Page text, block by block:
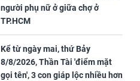
người phụ nữ ở giữa chợ ở
TP.HCM
Kể từ ngày mai, thứ Bảy
8/8/2026, Thần Tài 'điểm mặt
gọi tên', 3 con giáp lộc nhiều hơn